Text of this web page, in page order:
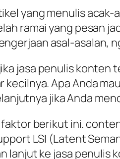
yang menulis
ramai yang pesan
asal-asalan,
jasa penulis
Apa Anda
jika Anda
berikut ini.
LSI (Latent
lanjut ke jasa penulis